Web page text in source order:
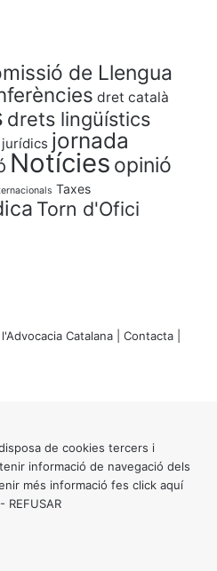
de Llengua
dret català
drets lingüístics
jornada
Notícies opinió
Taxes
Torn d'Ofici
Catalana | Contacta
de cookies tercers i
informació de navegació dels
més informació fes click aquí
- REFUSAR